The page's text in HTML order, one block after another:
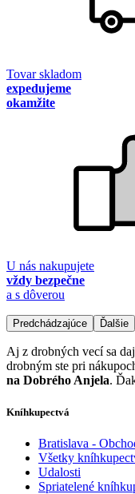
Tovar skladom
expedujeme
okamžite
U nás nakupujete
vždy bezpečne
a s dôverou
Predchádzajúce Ďalšie
Aj z drobných vecí sa
drobným ste pri
na Dobrého Anjela.
Kníhkupectvá
Bratislava -
Všetky
Udalosti
Spriatelené